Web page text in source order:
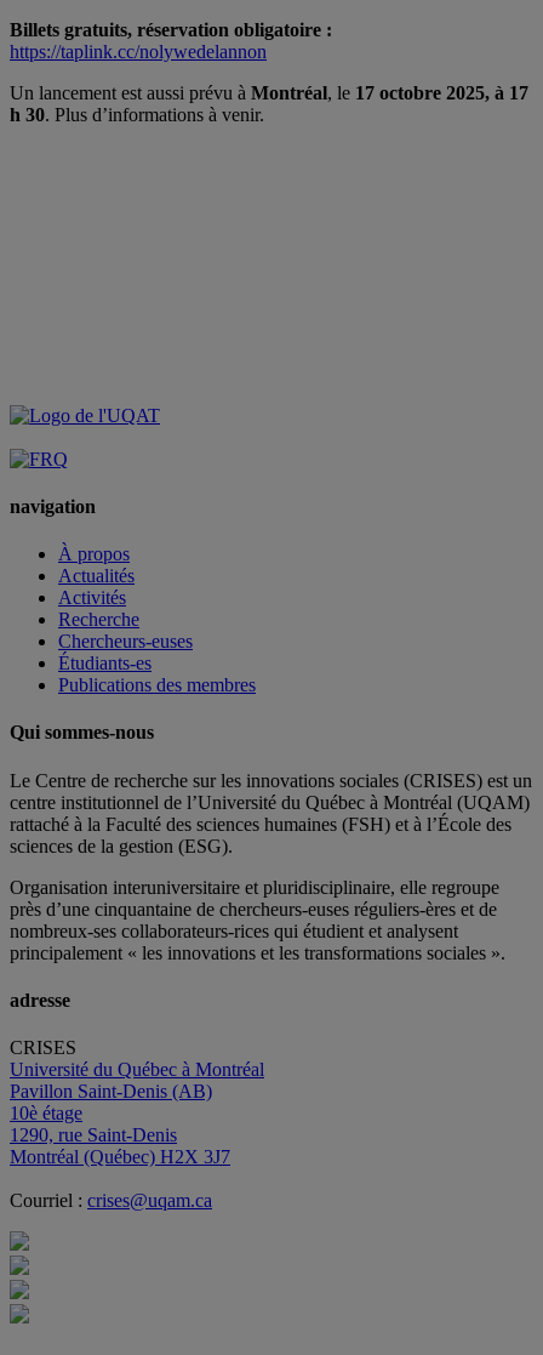
Billets gratuits, réservation obligatoire :
https://taplink.cc/nolywedelannon
Un lancement est aussi prévu à Montréal, le 17 octobre 2025, à 17
h 30. Plus d’informations à venir.
navigation
À propos
Actualités
Activités
Recherche
Chercheurs-euses
Étudiants-es
Publications des membres
Qui sommes-nous
Le Centre de recherche sur les innovations sociales (CRISES) est un
centre institutionnel de l’Université du Québec à Montréal (UQAM)
rattaché à la Faculté des sciences humaines (FSH) et à l’École des
sciences de la gestion (ESG).
Organisation interuniversitaire et pluridisciplinaire, elle regroupe
près d’une cinquantaine de chercheurs-euses réguliers-ères et de
nombreux-ses collaborateurs-rices qui étudient et analysent
principalement « les innovations et les transformations sociales ».
adresse
CRISES
Université du Québec à Montréal
Pavillon Saint-Denis (AB)
10è étage
1290, rue Saint-Denis
Montréal (Québec) H2X 3J7
Courriel : crises@uqam.ca